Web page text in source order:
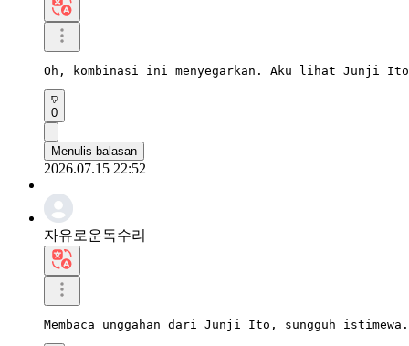
Oh, kombinasi ini menyegarkan. Aku lihat Junji
0
Menulis balasan
2026.07.15 22:52
자유로운독수리
Membaca unggahan dari Junji Ito, sungguh